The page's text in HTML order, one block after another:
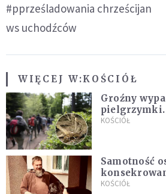
#pprześladowania chrześcijan
ws uchodźców
WIĘCEJ W:KOŚCIÓŁ
Groźny
pielgrzymki.
do szpitala
KOŚCIÓŁ
Samotność
Życie w
KOŚCIÓŁ